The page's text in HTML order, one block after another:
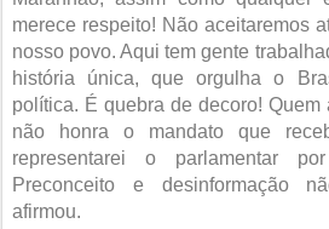
merece respeito! Não aceitaremos
nosso povo. Aqui tem gente
história única, que orgulha o
política. É quebra de decoro!
não honra o mandato que
representarei o parlamentar
Preconceito e desinformação
afirmou.